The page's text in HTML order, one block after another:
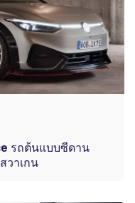
รถต้นแบบซีดาน
วาเกน